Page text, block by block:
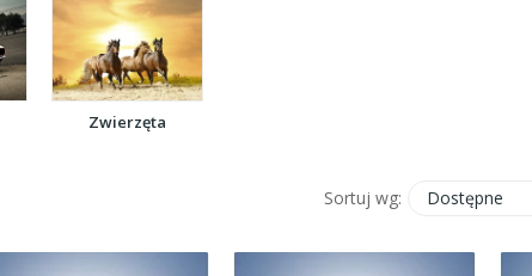
Zwierzęta
Sortuj wg: Dostępne